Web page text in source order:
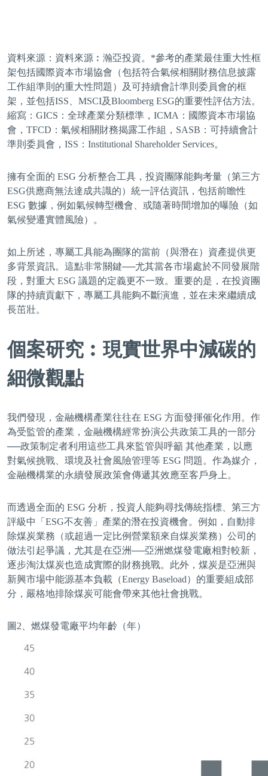
資料來源：資料來源︰瀚亞投資。*參考的產業最佳重大性框
架包括國際資本市場協會（包括符合氣候相關財務信息披露
工作組準則的重大性問題）及可持續會計準則委員會的框
架，並包括ISS、MSCI及Bloomberg ESG的重要性評估方法。
縮寫：GICS：全球產業分類標準，ICMA：國際資本市場協
會，TFCD：氣候相關財務揭露工作組，SASB：可持續會計
準則委員會，ISS：Institutional Shareholder Services。
擁有全面的 ESG 分析整合工具，投資團隊能夠考量（第三方
ESG供應商無法達成共識的）統一評估資訊，包括前瞻性
ESG 數據，例如氣候轉型機會、或隨著時間增加的曝險（如
氣候變遷實體風險）。
如上所述，專屬工具能為團隊的當前（與潛在）資產提供更
多背景資訊。這點非常關鍵──尤其當各市場處於不同發展階
段，對重大 ESG 議題的定義更不一致。重要的是，在投資團
隊的持續貢獻下，專屬工具能夠不斷演進，並在未來繼續成
長茁壯。
個案研究︰現實世界中減碳的
細微觀點
我們發現，金融機構產業往往在 ESG 方面發揮催化作用。作
為受監管的產業，金融機構經常扮演公共政策工具的一部分
──政策制定者利用這些工具來監管與呼籲 其他產業，以應
對氣候挑戰、環境及社會風險管理等 ESG 問題。作為媒介，
金融機構業的永續發展政策會傳遞其效應至客戶身上。
而透過全面的 ESG 分析，投資人能夠尋找傳統指標、第三方
評級中「ESG不友善」產業的潛在投資機會。例如，自動排
除煤炭業務（或超過一定比例營業額來自煤炭業務）公司的
做法引起爭議，尤其是在亞洲──亞洲燃煤發電廠相對較新，
逐步淘汰煤炭也造成實際的財務挑戰。此外，煤炭是亞洲與
新興市場中能源基本負載（Energy Baseload）的重要組成部
分，嚴格地排除煤炭可能會帶來其他社會挑戰。
圖2、燃煤發電廠平均年齡（年）